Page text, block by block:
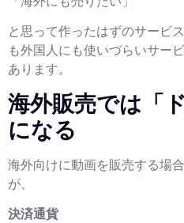
と思って作ったはずのサービ
も外国人にも使いづらいサー
あります。
海外販売では「
になる
海外向けに動画を販売する場
が、
決済通貨